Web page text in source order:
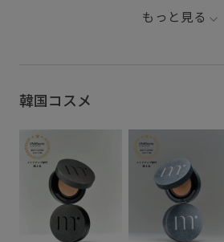
もっと見る
韓国コスメ